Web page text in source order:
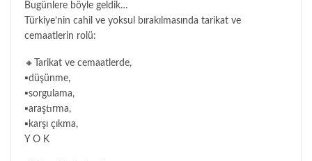
Bugünlere böyle geldik…
Türkiye’nin cahil ve yoksul bırakılmasında tarikat ve
cemaatlerin rolü:
🔸Tarikat ve cemaatlerde,
▪düşünme,
▪sorgulama,
▪araştırma,
▪karşı çıkma,
Y O K